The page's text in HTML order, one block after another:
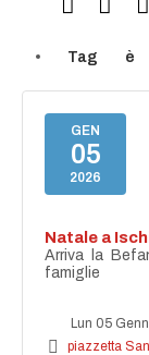
Tag è
GEN
05
2026
Natale a
Arriva la
famiglie
Lun 05
piazzetta